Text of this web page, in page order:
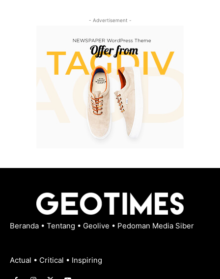
- Advertisement -
Beranda • Tentang • Geolive • Pedoman Media Siber
Actual • Critical • Inspiring